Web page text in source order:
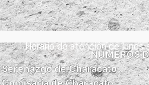
Horario de atención de lunes
NÚMEROS
Serenazgo de Characato